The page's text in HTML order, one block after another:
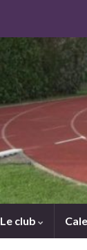
Le club